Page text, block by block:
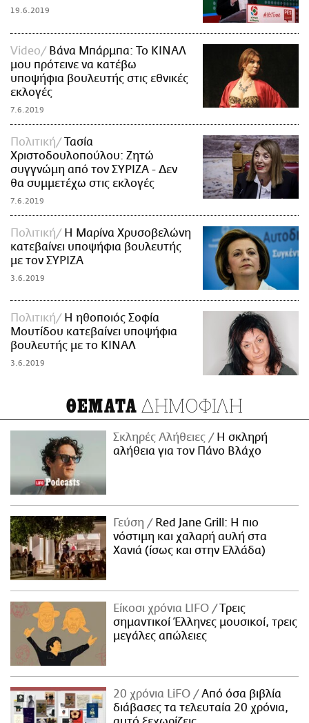
19.6.2019
Video
Βάνα Μπάρμπα: Το ΚΙΝΑΛ
μου πρότεινε να κατέβω
υποψήφια βουλευτής στις εθνικές
εκλογές
7.6.2019
Πολιτική
Τασία
Χριστοδουλοπούλου: Ζητώ
συγγνώμη από τον ΣΥΡΙΖΑ - Δεν
θα συμμετέχω στις εκλογές
7.6.2019
Πολιτική
H Μαρίνα Χρυσοβελώνη
κατεβαίνει υποψήφια βουλευτής
με τον ΣΥΡΙΖΑ
3.6.2019
Πολιτική
Η ηθοποιός Σοφία
Μουτίδου κατεβαίνει υποψήφια
βουλευτής με το ΚΙΝΑΛ
3.6.2019
ΘΕΜΑΤΑ ΔΗΜΟΦΙΛΗ
Σκληρές Αλήθειες
H σκληρή
αλήθεια για τον Πάνο Βλάχο
Γεύση
Red Jane Grill: Η πιο
νόστιμη και χαλαρή αυλή στα
Χανιά (ίσως και στην Ελλάδα)
Είκοσι χρόνια LIFO
Tρεις
σημαντικοί Έλληνες μουσικοί, τρεις
μεγάλες απώλειες
20 χρόνια LiFO
Από όσα βιβλία
διάβασες τα τελευταία 20 χρόνια,